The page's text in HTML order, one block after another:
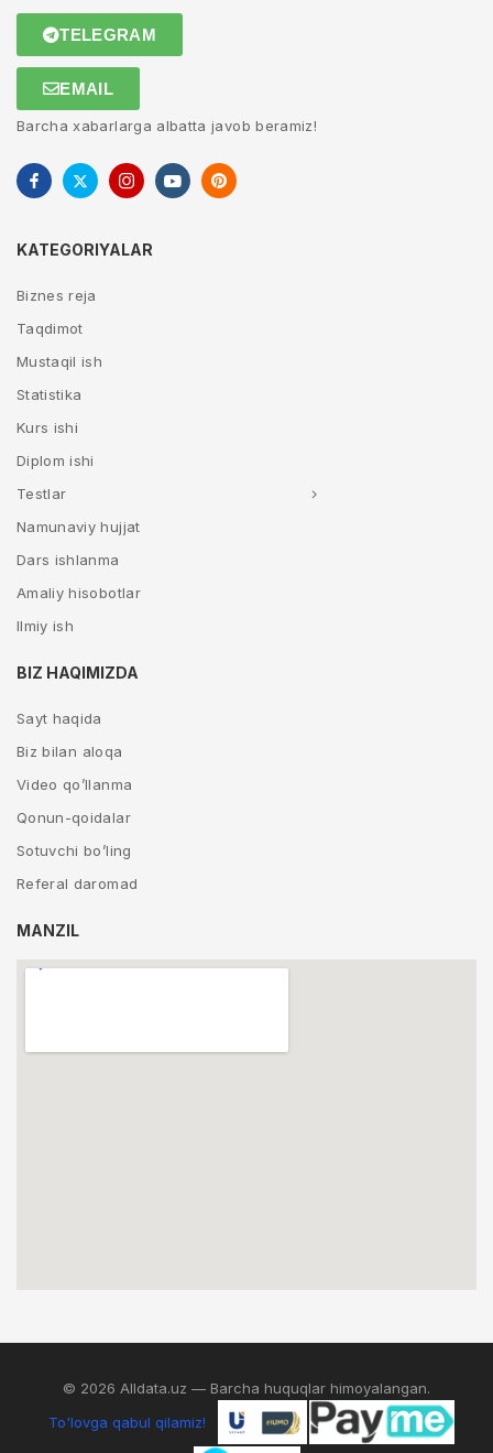
TELEGRAM
EMAIL
Barcha xabarlarga albatta javob beramiz!
KATEGORIYALAR
Biznes reja
Taqdimot
Mustaqil ish
Statistika
Kurs ishi
Diplom ishi
Testlar
Namunaviy hujjat
Dars ishlanma
Amaliy hisobotlar
Ilmiy ish
BIZ HAQIMIZDA
Sayt haqida
Biz bilan aloqa
Video qo’llanma
Qonun-qoidalar
Sotuvchi bo’ling
Referal daromad
MANZIL
© 2026 Alldata.uz — Barcha huquqlar himoyalangan.
To'lovga qabul qilamiz!